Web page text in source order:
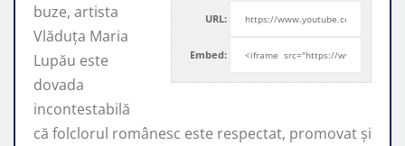
URL:
Embed:
buze, artista
Vlăduța Maria
Lupău este
dovada
incontestabilă
că folclorul românesc este respectat, promovat şi